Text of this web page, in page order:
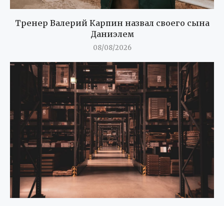
Тренер Валерий Карпин назвал своего сына
Даниэлем
08/08/2026